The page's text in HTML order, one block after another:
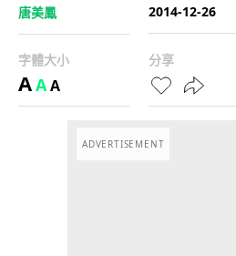
唐美鳳
2014-12-26
字體大小
AAA
分享
ADVERTISEMENT